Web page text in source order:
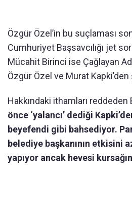
Özgür Özel’in bu suçlaması
Cumhuriyet Başsavcılığı jet
Mücahit Birinci ise Çağlayan
Özgür Özel ve Murat
Hakkındaki ithamları reddeden
önce ‘yalancı’ dediği
beyefendi gibi bahsediyor.
belediye başkanının etkisini
yapıyor ancak hevesi